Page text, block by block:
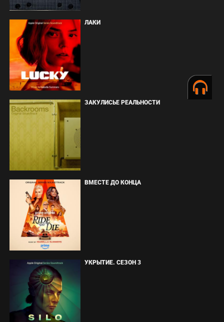
ЛАКИ
ЗАКУЛИСЬЕ РЕАЛЬНОСТИ
ВМЕСТЕ ДО КОНЦА
УКРЫТИЕ. СЕЗОН 3